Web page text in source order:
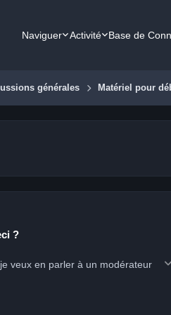
Naviguer Activité Base de
générales Matériel pour
?